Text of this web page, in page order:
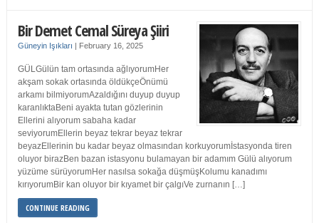
Bir Demet Cemal Süreya Şiiri
Güneyin Işıkları | February 16, 2025
GÜLGülün tam ortasında ağlıyorumHer
akşam sokak ortasında öldükçeÖnümü
arkamı bilmiyorumAzaldığını duyup duyup
karanlıktaBeni ayakta tutan gözlerinin
Ellerini alıyorum sabaha kadar
seviyorumEllerin beyaz tekrar beyaz tekrar
beyazEllerinin bu kadar beyaz olmasından korkuyorumİstasyonda tiren
oluyor birazBen bazan istasyonu bulamayan bir adamım Gülü alıyorum
yüzüme sürüyorumHer nasılsa sokağa düşmüşKolumu kanadımı
kırıyorumBir kan oluyor bir kıyamet bir çalgıVe zurnanın […]
CONTINUE READING